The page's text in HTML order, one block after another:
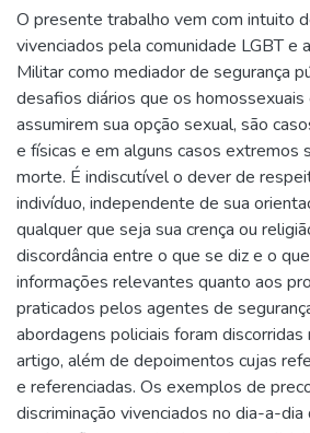
O presente trabalho vem com intuito
vivenciados pela comunidade LGBT e
Militar como mediador de segurança
desafios diários que os
assumirem sua opção sexual, são
e físicas e em alguns casos extremos
morte. É indiscutível o dever de
indivíduo, independente de sua
qualquer que seja sua crença ou
discordância entre o que se diz e o
informações relevantes quanto aos
praticados pelos agentes de
abordagens policiais foram
artigo, além de depoimentos cujas
e referenciadas. Os exemplos de
discriminação vivenciados no dia-a-